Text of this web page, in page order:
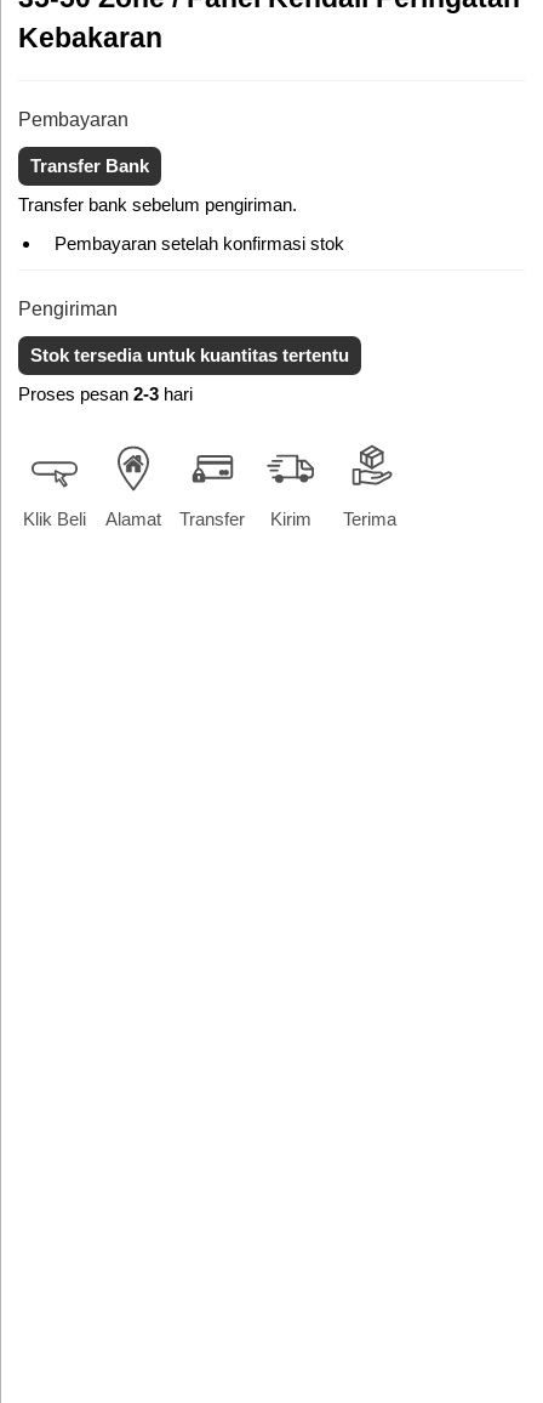
Kebakaran
Pembayaran
Transfer Bank
Transfer bank sebelum pengiriman.
Pembayaran setelah konfirmasi stok
Pengiriman
Stok tersedia untuk kuantitas tertentu
Proses pesan 2-3 hari
Klik Beli Alamat Transfer Kirim Terima